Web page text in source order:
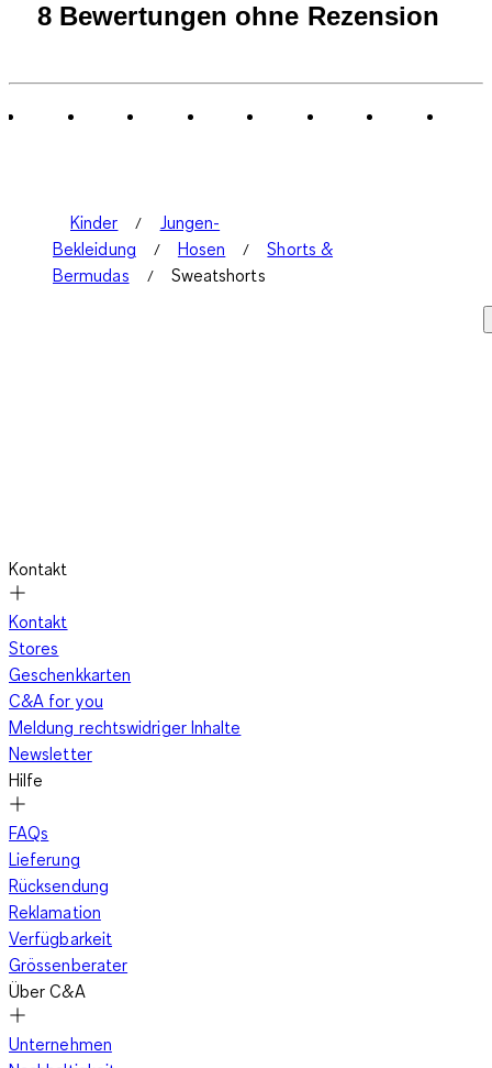
8 Bewertungen ohne Rezension
Kinder
Jungen-
Bekleidung
Hosen
Shorts &
Bermudas
Sweatshorts
Kontakt
Kontakt
Stores
Geschenkkarten
C&A for you
Meldung rechtswidriger Inhalte
Newsletter
Hilfe
FAQs
Lieferung
Rücksendung
Reklamation
Verfügbarkeit
Grössenberater
Über C&A
Unternehmen